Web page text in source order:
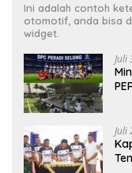
Ini adalah contoh
otomotif, anda bisa
widget.
Juli
Juli